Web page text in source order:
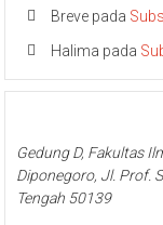
Breve pada
Halima pada
Gedung D, Fakultas
Diponegoro, Jl. Prof.
Tengah 50139